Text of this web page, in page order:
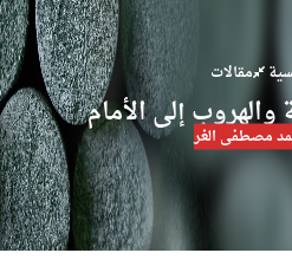
مقالات
إلى الأمام
مصطفى الغر